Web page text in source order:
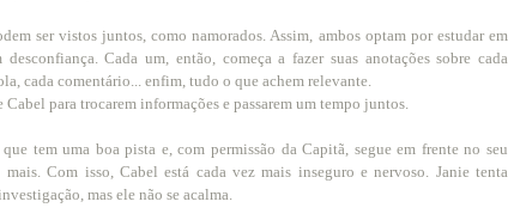
ser vistos juntos, como namorados. Assim, ambos optam por estudar em
Cada um, então, começa a fazer suas anotações sobre cada
cada comentário... enfim, tudo o que achem relevante.
para trocarem informações e passarem um tempo juntos.
tem uma boa pista e, com permissão da Capitã, segue em frente no seu
Com isso, Cabel está cada vez mais inseguro e nervoso. Janie tenta
mas ele não se acalma.